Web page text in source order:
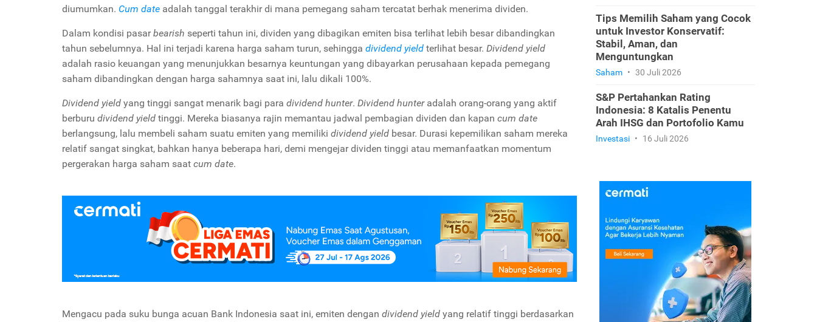
diumumkan. Cum date adalah tanggal terakhir di mana pemegang saham tercatat berhak menerima dividen.
Dalam kondisi pasarbearish seperti tahun ini, dividen yang dibagikan emiten bisa terlihat lebih besar dibandingkan
tahun sebelumnya. Hal ini terjadi karena harga saham turun, sehingga dividend yield terlihat besar. Dividend yield
adalah rasio keuangan yang menunjukkan besarnya keuntungan yang dibayarkan perusahaan kepada pemegang
saham dibandingkan dengan harga sahamnya saat ini, lalu dikali 100%.
Dividend yield yang tinggi sangat menarik bagi para dividend hunter. Dividend hunteradalah orang-orang yang aktif
berburu dividend yield tinggi. Mereka biasanya rajin memantau jadwal pembagian dividen dan kapan cum date
berlangsung, lalu membeli saham suatu emiten yang memiliki dividend yield besar. Durasi kepemilikan saham mereka
relatif sangat singkat, bahkan hanya beberapa hari, demi mengejar dividen tinggi atau memanfaatkan momentum
pergerakan harga saham saat cum date.
Mengacu pada suku bunga acuan Bank Indonesia saat ini, emiten dengan dividend yield yang relatif tinggi berdasarkan
Tips Memilih Saham yang Cocok
untuk Investor Konservatif:
Stabil, Aman, dan
Menguntungkan
Saham • 30 Juli 2026
S&P Pertahankan Rating
Indonesia: 8 Katalis Penentu
Arah IHSG dan Portofolio Kamu
Investasi • 16 Juli 2026